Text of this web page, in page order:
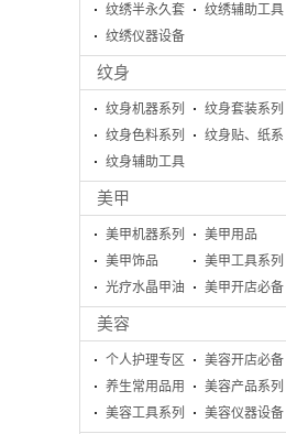
器
纹绣半永久套
盒
纹绣辅助工具
纹绣仪器设备
纹身
纹身机器系列
纹身套装系列
纹身色料系列
纹身贴、纸系
纹身辅助工具
系列
美甲
美甲机器系列
美甲用品
美甲饰品
美甲工具系列
光疗水晶甲油
胶系列
美甲开店必备
美容
个人护理专区
美容开店必备
养生常用品用
具
美容产品系列
美容工具系列
美容仪器设备